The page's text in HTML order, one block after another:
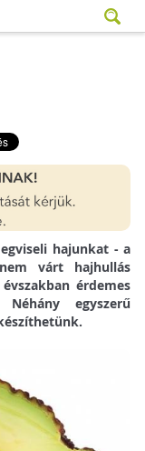
hajunkat - a
várt hajhullás
érdemes
Néhány egyszerű